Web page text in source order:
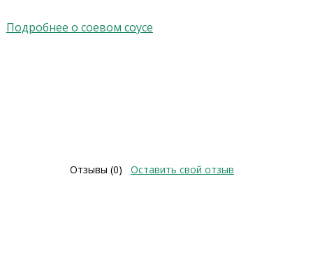
Подробнее о соевом соусе
Отзывы (0) Оставить свой отзыв